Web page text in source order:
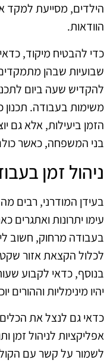
הילדים, מסייעת
הוודאות.
כדי להבטיח מיקוד,
שבועיות שבהן
להקדיש שעה ביום
משימות בעבודה.
הזמן ביעילות, אלא גם
בני המשפחה, כאשר
ניהול זמן
בעידן המודרני, רבים
עימו יתרונות ואתגרים
בעבודה מרחוק, חשוב
לכלול הקצאת אזור
בנוסף, כדאי לקבוע
יהיו מינימליות
כדאי גם לנצל את הכלים
אפליקציות לניהול זמן
לשמור על קשר עם